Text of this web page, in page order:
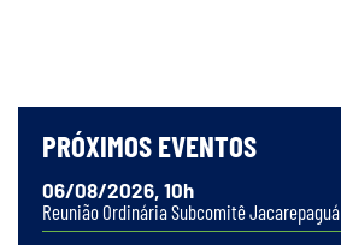
PRÓXIMOS EVENTOS
06/08/2026, 10h
Reunião Ordinária Subcomitê Jacarepaguá